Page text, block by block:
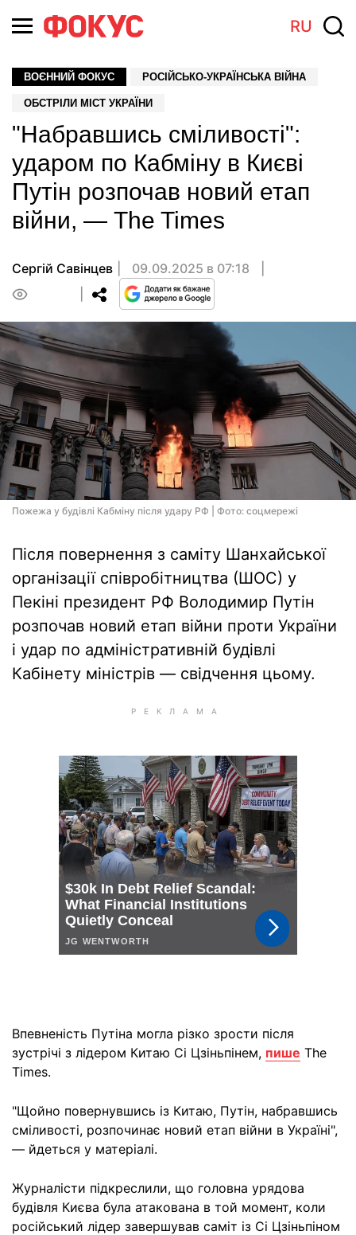
RU
ВОЄННИЙ ФОКУС РОСІЙСЬКО-УКРАЇНСЬКА ВІЙНА
ОБСТРІЛИ МІСТ УКРАЇНИ
"Набравшись сміливості":
ударом по Кабміну в Києві
Путін розпочав новий етап
війни, — The Times
Сергій Савінцев
09.09.2025 в 07:18
Пожежа у будівлі Кабміну після удару РФ | Фото: соцмережі
Після повернення з саміту Шанхайської
організації співробітництва (ШОС) у
Пекіні президент РФ Володимир Путін
розпочав новий етап війни проти України
і удар по адміністративній будівлі
Кабінету міністрів — свідчення цьому.
Впевненість Путіна могла різко зрости після
зустрічі з лідером Китаю Сі Цзіньпінем, пише The
Times.
"Щойно повернувшись із Китаю, Путін, набравшись
сміливості, розпочинає новий етап війни в Україні",
— йдеться у матеріалі.
Журналісти підкреслили, що головна урядова
будівля Києва була атакована в той момент, коли
російський лідер завершував саміт із Сі Цзіньпіном